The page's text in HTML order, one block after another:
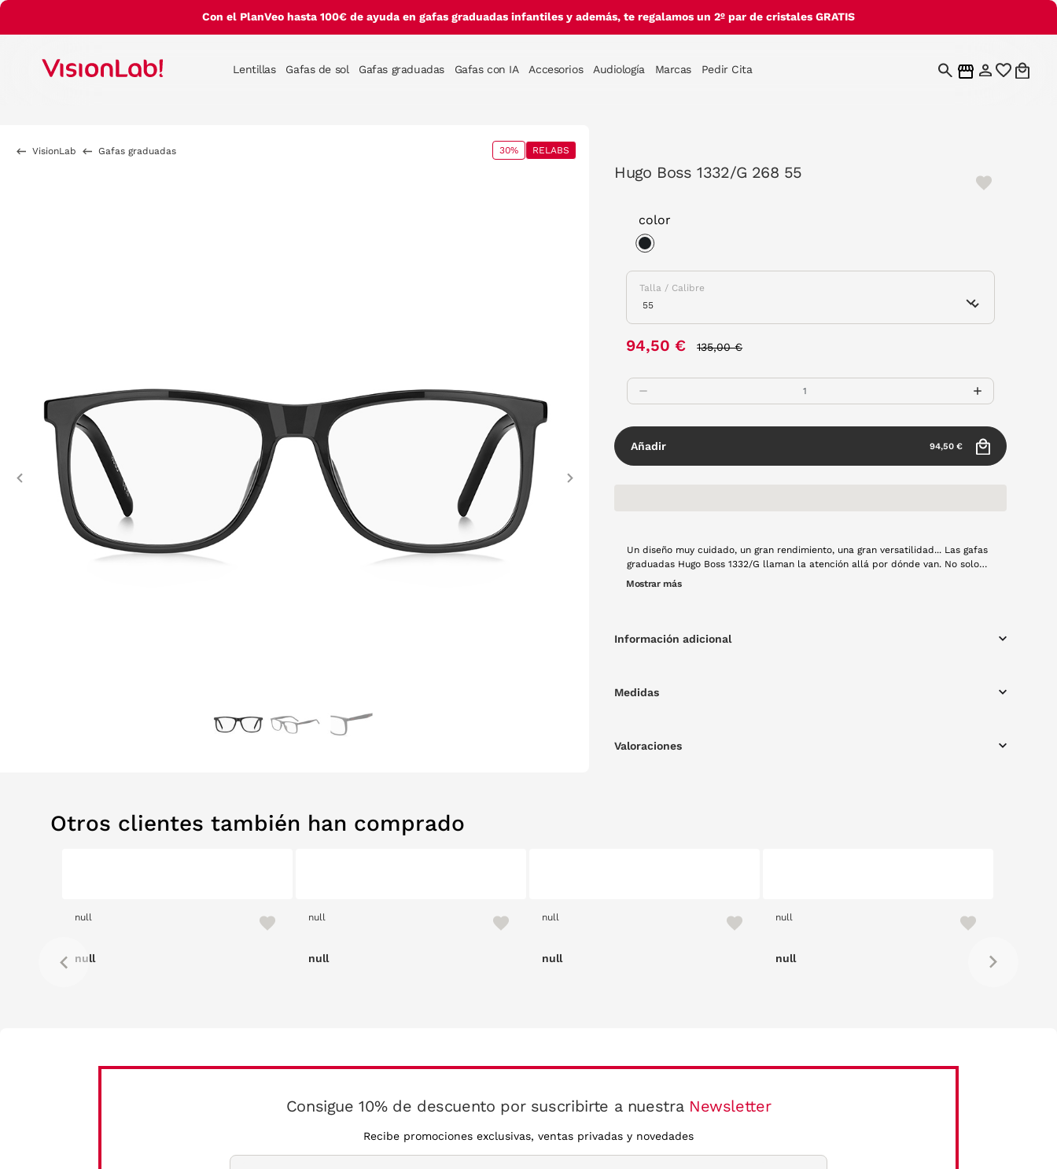
Con el PlanVeo hasta 100€ de ayuda en gafas graduadas infantiles y además, te regalamos un 2º par de cristales GRATIS
Lentillas Gafas de sol Gafas graduadas Gafas con IA Accesorios Audiología Marcas Pedir Cita
VisionLab Gafas graduadas 30% RELABS
Previous
Hugo Boss 1332/G 268 55
color
Talla / Calibre
94,50 € 135,00 €
Añadir 94,50 €
Un diseño muy cuidado, un gran rendimiento, una gran versatilidad... Las gafas
graduadas Hugo Boss 1332/G llaman la atención allá por dónde van. No solo
por su diseño, que también, sino por ser una gafa 360 que puede usarse a
Mostrar más
Información adicional
Medidas
Valoraciones
Otros clientes también han comprado
null null null null
Consigue 10% de descuento por suscribirte a nuestra Newsletter
Recibe promociones exclusivas, ventas privadas y novedades